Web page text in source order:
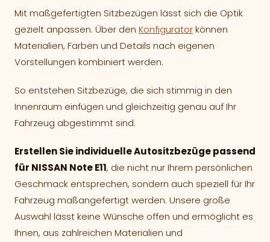
Mit maßgefertigten Sitzbezügen lässt sich die Optik
gezielt anpassen. Über den Konfiguratorkönnen
Materialien, Farben und Details nach eigenen
Vorstellungen kombiniert werden.
So entstehen Sitzbezüge, die sich stimmig in den
Innenraum einfügen und gleichzeitig genau auf Ihr
Fahrzeug abgestimmt sind.
Erstellen Sie individuelle Autositzbezüge passend
für NISSAN Note E11, die nicht nur Ihrem persönlichen
Geschmack entsprechen, sondern auch speziell für Ihr
Fahrzeug maßangefertigt werden. Unsere große
Auswahl lässt keine Wünsche offen und ermöglicht es
Ihnen, aus zahlreichen Materialien und